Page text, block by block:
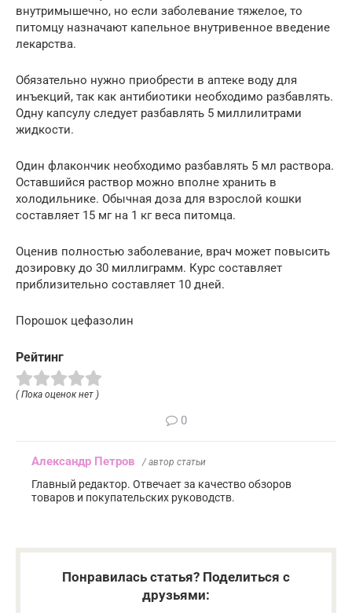
внутримышечно, но если заболевание тяжелое, то
питомцу назначают капельное внутривенное введение
лекарства.
Обязательно нужно приобрести в аптеке воду для
инъекций, так как антибиотики необходимо разбавлять.
Одну капсулу следует разбавлять 5 миллилитрами
жидкости.
Один флакончик необходимо разбавлять 5 мл раствора.
Оставшийся раствор можно вполне хранить в
холодильнике. Обычная доза для взрослой кошки
составляет 15 мг на 1 кг веса питомца.
Оценив полностью заболевание, врач может повысить
дозировку до 30 миллиграмм. Курс составляет
приблизительно составляет 10 дней.
Порошок цефазолин
Рейтинг
( Пока оценок нет )
0
Александр Петров / автор статьи
Главный редактор. Отвечает за качество обзоров
товаров и покупательских руководств.
Понравилась статья? Поделиться с
друзьями: